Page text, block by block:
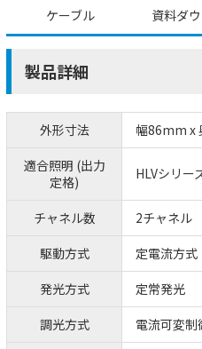
ケーブル 資料ダ
製品詳細
外形寸法
幅86mm x
適合照明 (出力
定格)
HLVシリー
チャネル数
2チャネル
駆動方式
定電流方式
発光方式
定常発光
調光方式
電流可変制